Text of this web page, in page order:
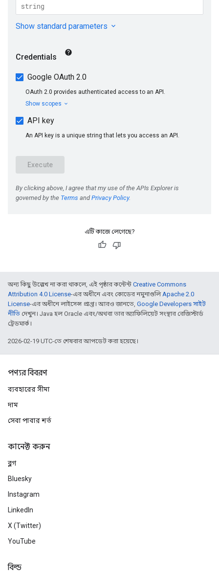
এটি কাজে লেগেছে?
অন্য কিছু উল্লেখ না করা থাকলে, এই পৃষ্ঠার কন্টেন্ট Creative Commons
Attribution 4.0 License-এর অধীনে এবং কোডের নমুনাগুলিApache 2.0
License-এর অধীনে লাইসেন্স প্রাপ্ত। আরও জানতে, Google Developers সাইট
নীতি দেখুন। Java হল Oracle এবং/অথবা তার অ্যাফিলিয়েট সংস্থার রেজিস্টার্ড
ট্রেডমার্ক।
2026-02-19 UTC-তে শেষবার আপডেট করা হয়েছে।
পণ্যর বিবরণ
ব্যবহারের সীমা
দাম
সেবা পাবার শর্ত
কানেক্ট করুন
ব্লগ
Bluesky
Instagram
LinkedIn
X (Twitter)
YouTube
বিল্ড